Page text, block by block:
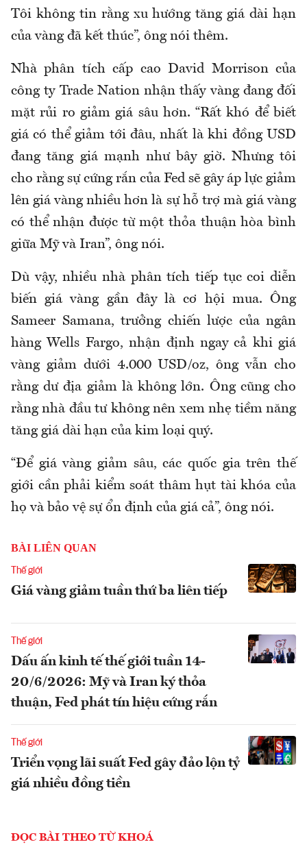
Tôi không tin rằng xu hướng tăng giá dài hạn
của vàng đã kết thúc”, ông nói thêm.
Nhà phân tích cấp cao David Morrison của
công ty Trade Nation nhận thấy vàng đang đối
mặt rủi ro giảm giá sâu hơn. “Rất khó để biết
giá có thể giảm tới đâu, nhất là khi đồng USD
đang tăng giá mạnh như bây giờ. Nhưng tôi
cho rằng sự cứng rắn của Fed sẽ gây áp lực giảm
lên giá vàng nhiều hơn là sự hỗ trợ mà giá vàng
có thể nhận được từ một thỏa thuận hòa bình
giữa Mỹ và Iran”, ông nói.
Dù vậy, nhiều nhà phân tích tiếp tục coi diễn
biến giá vàng gần đây là cơ hội mua. Ông
Sameer Samana, trưởng chiến lược của ngân
hàng Wells Fargo, nhận định ngay cả khi giá
vàng giảm dưới 4.000 USD/oz, ông vẫn cho
rằng dư địa giảm là không lớn. Ông cũng cho
rằng nhà đầu tư không nên xem nhẹ tiềm năng
tăng giá dài hạn của kim loại quý.
“Để giá vàng giảm sâu, các quốc gia trên thế
giới cần phải kiểm soát thâm hụt tài khóa của
họ và bảo vệ sự ổn định của giá cả”, ông nói.
BÀI LIÊN QUAN
Thế giới
Giá vàng giảm tuần thứ ba liên tiếp
Thế giới
Dấu ấn kinh tế thế giới tuần 14-
20/6/2026: Mỹ và Iran ký thỏa
thuận, Fed phát tín hiệu cứng rắn
Thế giới
Triển vọng lãi suất Fed gây đảo lộn tỷ
giá nhiều đồng tiền
ĐỌC BÀI THEO TỪ KHOÁ